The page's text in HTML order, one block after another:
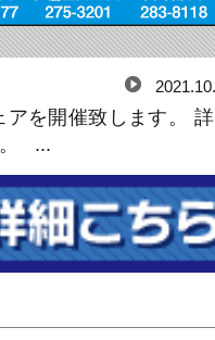
アを開催致します。
。 ...